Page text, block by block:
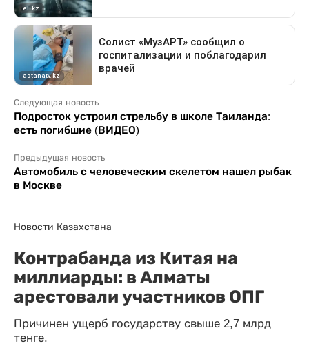
Следующая новость
Подросток устроил стрельбу в школе Таиланда:
есть погибшие (ВИДЕО)
Предыдущая новость
Автомобиль с человеческим скелетом нашел рыбак
в Москве
Новости Казахстана
Контрабанда из Китая на
миллиарды: в Алматы
арестовали участников ОПГ
Причинен ущерб государству свыше 2,7 млрд
тенге.